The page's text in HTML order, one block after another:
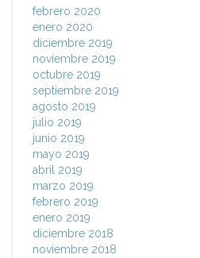
febrero 2020
enero 2020
diciembre 2019
noviembre 2019
octubre 2019
septiembre 2019
agosto 2019
julio 2019
junio 2019
mayo 2019
abril 2019
marzo 2019
febrero 2019
enero 2019
diciembre 2018
noviembre 2018